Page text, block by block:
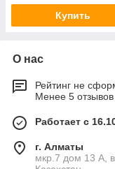
Купить
О нас
Рейтинг не
Менее 5
Работает с
г. Алматы
мкр.7 дом 13 А,